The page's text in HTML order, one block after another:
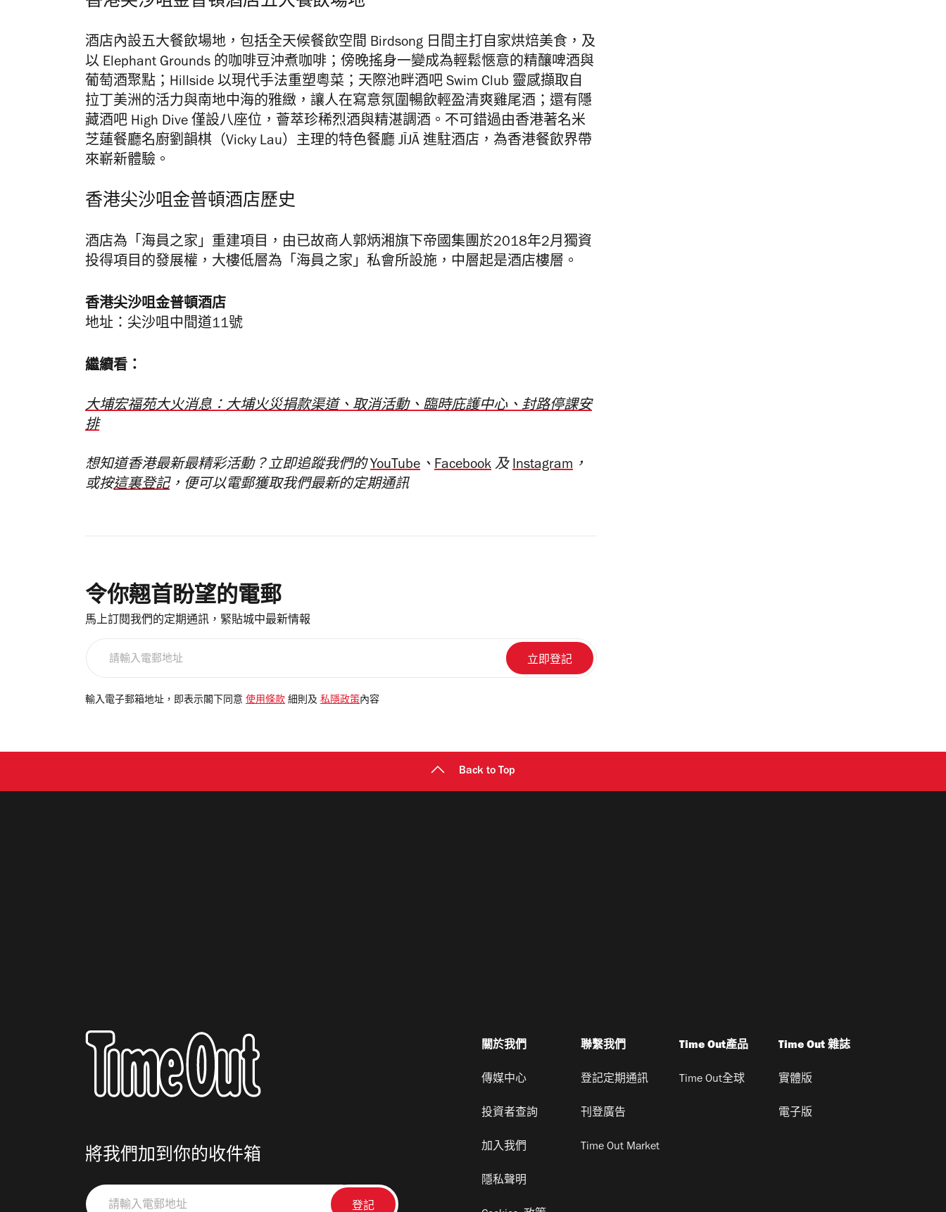
酒店內設五大餐飲場地，包括全天候餐飲空間 Birdsong 日間主打自家烘焙美食，及
以 Elephant Grounds 的咖啡豆沖煮咖啡；傍晚搖身一變成為輕鬆愜意的精釀啤酒與
葡萄酒聚點；Hillside 以現代手法重塑粵菜；天際池畔酒吧 Swim Club 靈感擷取自
拉丁美洲的活力與南地中海的雅緻，讓人在寫意氛圍暢飲輕盈清爽雞尾酒；還有 隱
藏酒吧 High Dive 僅設八座位，薈萃珍稀烈酒與精湛調酒。不可錯過由香港著名米
芝蓮餐廳名廚劉韻棋（Vicky Lau）主理的特色餐廳 JĪJĀ 進駐酒店，為香港餐飲界帶
來嶄新體驗。
香港尖沙咀金普頓酒店歷史
酒店為「海員之家」重建項目，由已故商人郭炳湘旗下帝國集團於2018年2月獨資
投得項目的發展權，大樓低層為「海員之家」私會所設施，中層起是酒店樓層。
香港尖沙咀金普頓酒店
地址：尖沙咀中間道11號
繼續看：
大埔宏福苑大火消息：大埔火災捐款渠道、取消活動、臨時庇護中心、封路停課安
排
想知道香港最新最精彩活動？立即追蹤我們的YouTube 、 Facebook 及 Instagram ，
或按這裏登記，便可以電郵獲取我們最新的定期通訊
令你翹首盼望的電郵
馬上訂閱我們的定期通訊，緊貼城中最新情報
電
輸入電子郵箱地址，即表示閣下同意 使用條款 細則及 私隱政策內容
Back to Top
將我們加到你的收件箱
請
輸
關於我們
傳媒中心
投資者查詢
加入我們
隱私聲明
聯繫我們
登記定期通訊
刊登廣告
Time Out Market
Time Out產品
Time Out全球
Time Out 雜誌
實體版
電子版